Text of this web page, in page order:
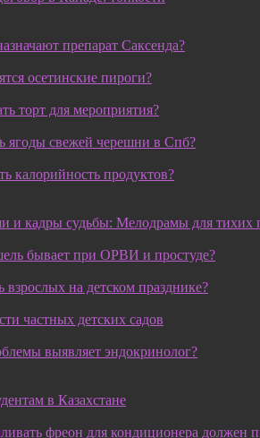
препарат Саксенда?
осетинские пироги?
торт для мероприятия?
ягоды свежей черешни в Спб?
калорийность продуктов?
и кадры судьбы: Мелодрамы для тихих
бывает при ОРВИ и простуде?
взрослых на детском празднике?
частных детских садов
выявляет эндокринолог?
в Казахстане
фреон для кондиционера должен